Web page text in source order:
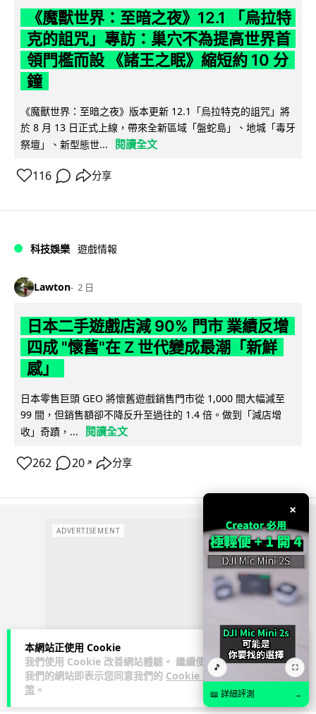
本網站正使用 Cookie
我們使用 Cookie 改善網站體驗。 繼續使用
我們的網站即表示您同意我們的 Cookie 政
策 。
《魔獸世界：至暗之夜》12.1 「烏拉特
克的詛咒」專訪：巢穴不為提高世界首
領門檻而設 《諸王之眠》縮短約 10 分
鐘
《魔獸世界：至暗之夜》版本更新 12.1「烏拉特克的詛咒」將
於 8 月 13 日正式上線，帶來全新區域「盤蛇島」、地城「毒牙
祭壇」、新型態世...
閱讀全文
116 分享
科技娛樂 遊戲情報
Lawton 2 日
日本二手遊戲店減 90% 門市 業績反增
四成 "懷舊"在 Z 世代變成最潮「新鮮
感」
日本零售巨頭 GEO 將懷舊遊戲銷售門市從 1,000 間大幅減至
99 間，但銷售額卻不降反升至過往的 1.4 倍。做到「減店增
收」奇蹟，...
閱讀全文
262 20 ↗ 分享
ADVERTISEMENT
×
🎵 ⛶
📖 詳細評測 →